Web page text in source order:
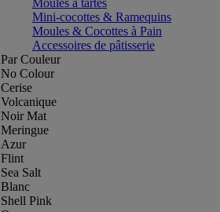
Moules à tartes
Mini-cocottes & Ramequins
Moules & Cocottes à Pain
Accessoires de pâtisserie
Par Couleur
No Colour
Cerise
Volcanique
Noir Mat
Meringue
Azur
Flint
Sea Salt
Blanc
Shell Pink